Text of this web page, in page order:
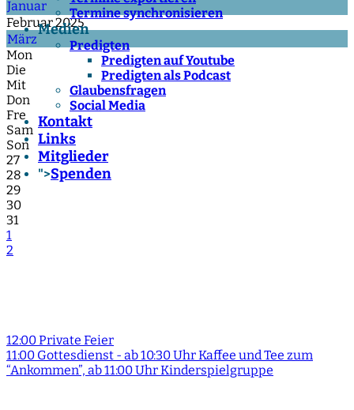
Termine synchronisieren
Medien
Predigten
Predigten auf Youtube
Predigten als Podcast
Glaubensfragen
Social Media
Kontakt
Links
Mitglieder
">Spenden
Januar
Februar 2025
März
Mon
Die
Mit
Don
Fre
Sam
Son
27
28
29
30
31
1
2
12:00 Private Feier
11:00 Gottesdienst - ab 10:30 Uhr Kaffee und Tee zum
“Ankommen”, ab 11:00 Uhr Kinderspielgruppe